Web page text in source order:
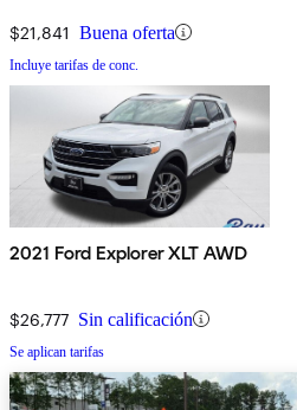
$21,841 Buena oferta
Incluye tarifas de conc.
2021 Ford Explorer XLT AWD
$26,777 Sin calificación
Se aplican tarifas